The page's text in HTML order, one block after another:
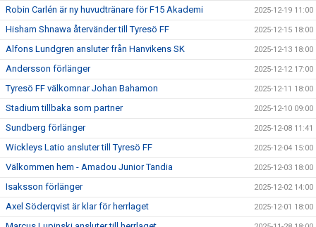
Robin Carlén är ny huvudtränare för F15 Akademi 2025-12-19 11:00
Hisham Shnawa återvänder till Tyresö FF 2025-12-15 18:00
Alfons Lundgren ansluter från Hanvikens SK 2025-12-13 18:00
Andersson förlänger 2025-12-12 17:00
Tyresö FF välkomnar Johan Bahamon 2025-12-11 18:00
Stadium tillbaka som partner 2025-12-10 09:00
Sundberg förlänger 2025-12-08 11:41
Wickleys Latio ansluter till Tyresö FF 2025-12-04 15:00
Välkommen hem - Amadou Junior Tandia 2025-12-03 18:00
Isaksson förlänger 2025-12-02 14:00
Axel Söderqvist är klar för herrlaget 2025-12-01 18:00